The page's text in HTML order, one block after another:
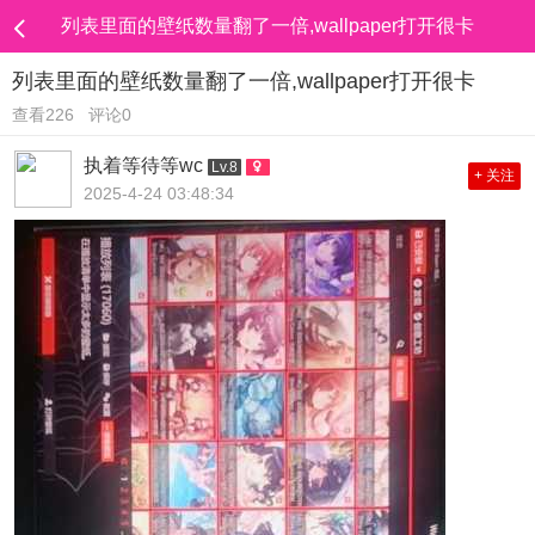
列表里面的壁纸数量翻了一倍,wallpaper打开很卡
列表里面的壁纸数量翻了一倍,wallpaper打开很卡
查看226 评论0
执着等待等wc Lv.8
2025-4-24 03:48:34
+ 关注